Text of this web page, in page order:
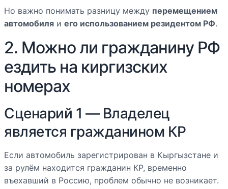
Но важно понимать разницу между перемещением
автомобиля и его использованием резидентом РФ.
2. Можно ли гражданину РФ
ездить на киргизских
номерах
Сценарий 1 — Владелец
является гражданином КР
Если автомобиль зарегистрирован в Кыргызстане и
за рулём находится гражданин КР, временно
въехавший в Россию, проблем обычно не возникает.